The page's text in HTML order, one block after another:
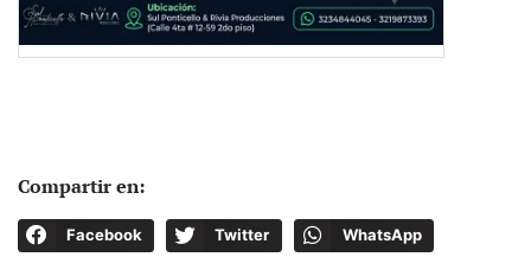
Compartir en:
Facebook Twitter WhatsApp